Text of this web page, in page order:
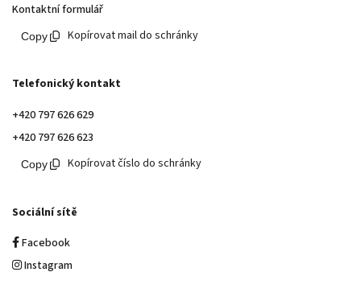
Kontaktní formulář
Kopírovat mail do schránky
Telefonický kontakt
+420 797 626 629
+420 797 626 623
Kopírovat číslo do schránky
Sociální sítě
Facebook
Instagram